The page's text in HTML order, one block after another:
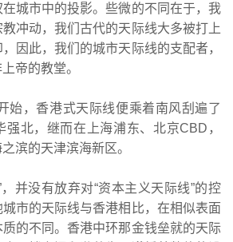
城市中的投影。些微的不同在于，我
冲动，我们古代的天际线大多被打上
因此，我们的城市天际线的支配者，
帝的教堂。
始，香港式天际线便乘着南风刮遍了
强北，继而在上海浦东、北京CBD，
滨的天津滨海新区。
并没有放弃对“资本主义天际线”的控
市的天际线与香港相比，在相似表面
的不同。香港中环那金钱垒就的天际